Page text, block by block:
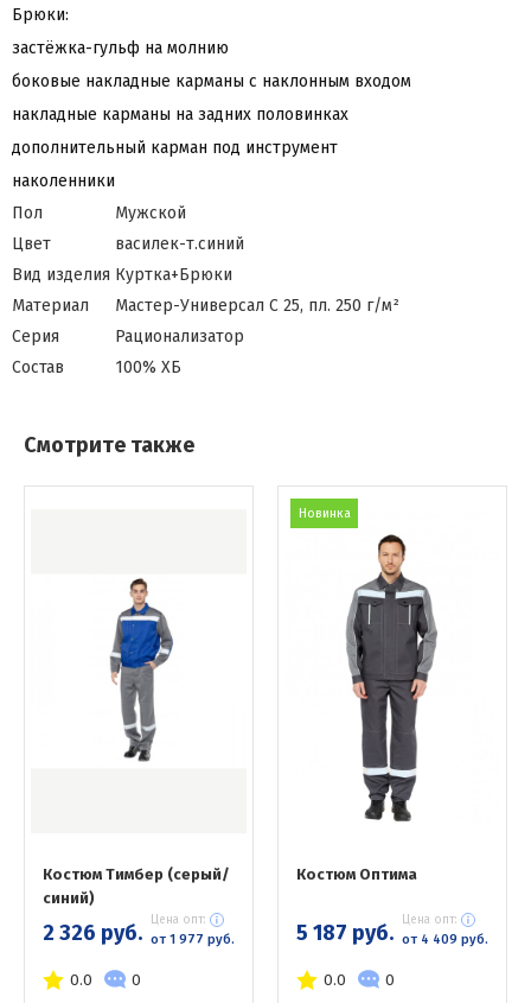
Брюки:
застёжка-гульф на молнию
боковые накладные карманы с наклонным входом
накладные карманы на задних половинках
дополнительный карман под инструмент
наколенники
Пол
Мужской
Цвет
василек-т.синий
Вид изделия Куртка+Брюки
Материал
Мастер-Универсал С 25, пл. 250 г/м²
Серия
Рационализатор
Состав
100% ХБ
Смотрите также
Костюм Тимбер (серый/
синий)
2 326 руб. Цена опт:
от 1 977 руб.
0.0 0
Новинка
Костюм Оптима
5 187 руб. Цена опт:
от 4 409 руб.
0.0 0